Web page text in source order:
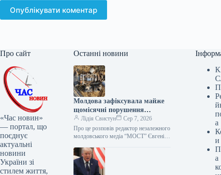
Опублікувати коментар
Про сайт
«Час новин»
— портал, що
поєднує
актуальні
новини
України зі
стилем життя,
Останні новини
Молдова зафіксувала майже
щомісячні порушення
повітряного простору
російськими дронами
Лідія Свистун
Сер 7, 2026
Про це розповів редактор незалежного
молдовського медіа “МОСТ” Євгеній
“Український фокус. Ранок”. Майже
щомісяця…
а
и
а